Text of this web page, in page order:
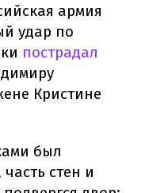
армия
удар по
пострадал
Кристине
был
стен и